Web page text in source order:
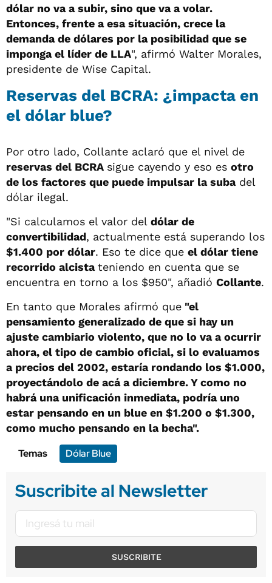
dólar no va a subir, sino que va a volar.
Entonces, frente a esa situación, crece la
demanda de dólares por la posibilidad que se
imponga el líder de LLA", afirmó Walter Morales,
presidente de Wise Capital.
Reservas del BCRA: ¿impacta en
el dólar blue?
Por otro lado, Collante aclaró que el nivel de
reservas del BCRA sigue cayendo y eso es otro
de los factores que puede impulsar la subadel
dólar ilegal.
"Si calculamos el valor del dólar de
convertibilidad, actualmente está superando los
$1.400 por dólar. Eso te dice que el dólar tiene
recorrido alcistateniendo en cuenta que se
encuentra en torno a los $950", añadió Collante.
En tanto que Morales afirmó que "el
pensamiento generalizado de que si hay un
ajuste cambiario violento, que no lo va a ocurrir
ahora, el tipo de cambio oficial, si lo evaluamos
a precios del 2002, estaría rondando los $1.000,
proyectándolo de acá a diciembre. Y como no
habrá una unificación inmediata, podría uno
estar pensando en un blue en $1.200 o $1.300,
como mucho pensando en la becha".
Temas
Dólar Blue
Suscribite al Newsletter
SUSCRIBITE